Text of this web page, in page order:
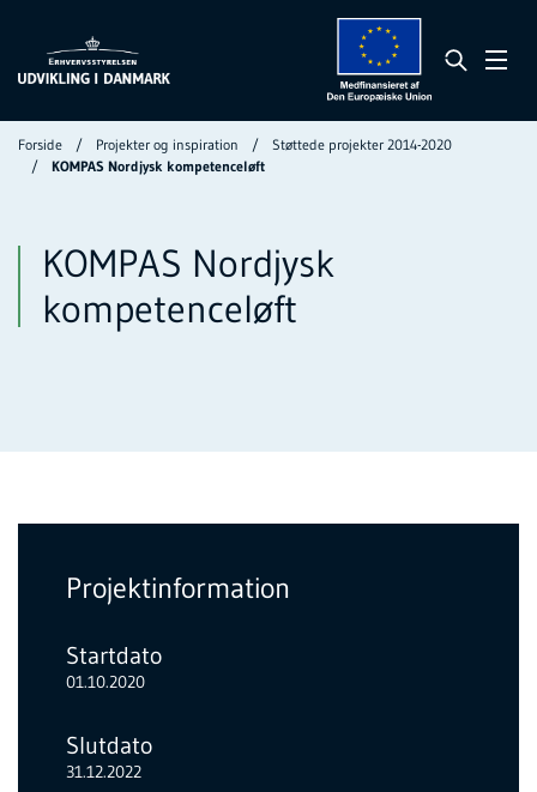
Forside Projekter og inspiration
Støttede projekter 2014-2020
KOMPAS Nordjysk kompetenceløft
KOMPAS Nordjysk
kompetenceløft
Projektinformation
Startdato
01.10.2020
Slutdato
31.12.2022